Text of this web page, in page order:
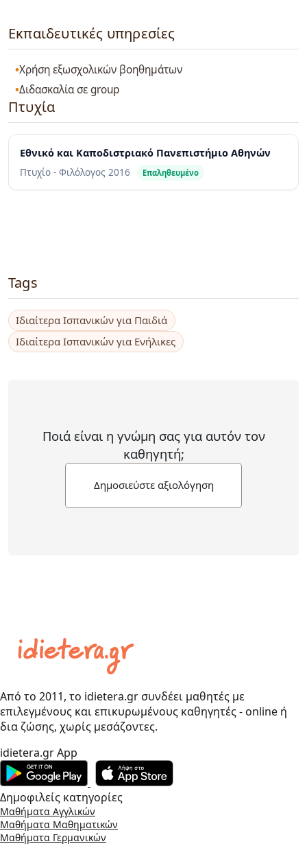
Εκπαιδευτικές υπηρεσίες
Χρήση εξωσχολικών βοηθημάτων
Διδασκαλία σε group
Πτυχία
Εθνικό και Καποδιστριακό Πανεπιστήμιο Αθηνών
Πτυχίο - Φιλόλογος 2016 Επαληθευμένο
Tags
Ιδιαίτερα Ισπανικών για Παιδιά
Ιδιαίτερα Ισπανικών για Ενήλικες
Ποιά είναι η γνώμη σας για αυτόν τον
καθηγητή;
Δημοσιεύστε αξιολόγηση
Από το 2011, το idietera.gr συνδέει μαθητές με
επιλεγμένους και επικυρωμένους καθηγητές - online ή
δια ζώσης, χωρίς μεσάζοντες.
idietera.gr App
Δημοφιλείς κατηγορίες
Μαθήματα Αγγλικών
Μαθήματα Μαθηματικών
Μαθήματα Γερμανικών